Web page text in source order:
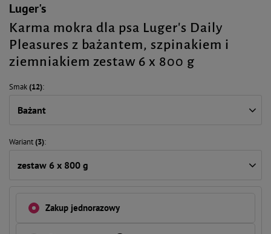
Luger's
Karma mokra dla psa Luger's Daily
Pleasures z bażantem, szpinakiem i
ziemniakiem zestaw 6 x 800 g
Smak(12)
Bażant
Wariant(3)
zestaw 6 x 800 g
Zakup jednorazowy